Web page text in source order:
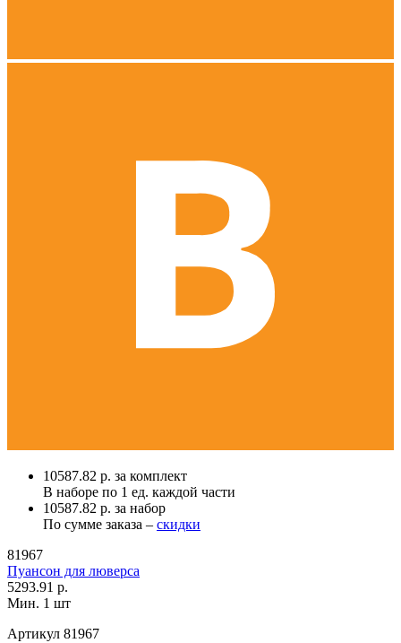
10587.82 р. за комплект
В наборе по 1 ед. каждой части
10587.82 р. за набор
По сумме заказа – скидки
81967
Пуансон для люверса
5293.91 р.
Мин. 1 шт
Артикул 81967